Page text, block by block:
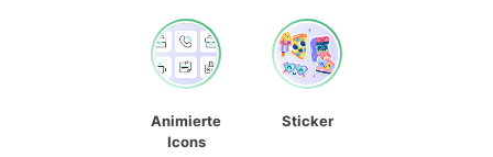
Animierte
Icons
Sticker